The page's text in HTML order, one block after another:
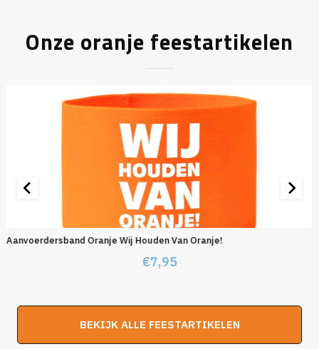
Onze oranje feestartikelen
Aanvoerdersband Oranje Wij Houden Van Oranje!
€7,95
BEKIJK ALLE FEESTARTIKELEN